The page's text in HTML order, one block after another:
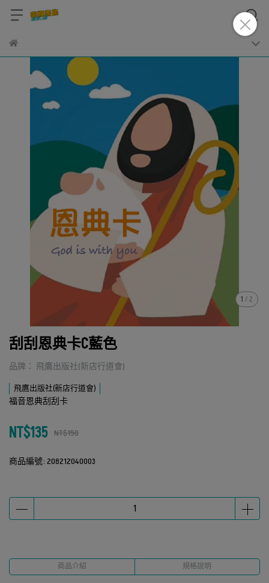
1 / 2
刮刮恩典卡C藍色
品牌： 飛鷹出版社(新店行道會)
飛鷹出版社(新店行道會)
福音恩典刮刮卡
NT$135 NT$150
商品編號: 208212040003
商品介紹 規格說明